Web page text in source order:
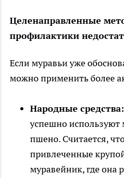
Целенаправленные
профилактики
Если муравьи уже
можно применить более
Народные средства:
успешно
пшено. Считается,
привлеченные
муравейник, где она